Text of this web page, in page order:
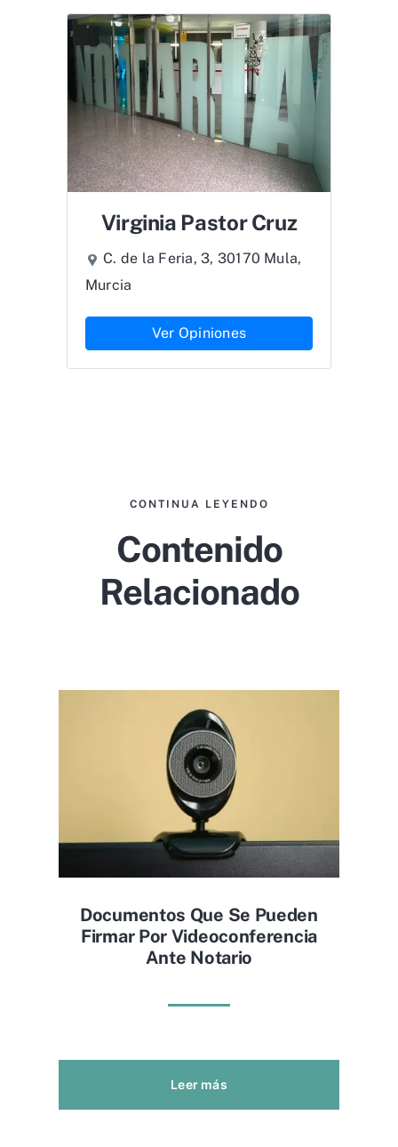
Virginia Pastor Cruz
C. de la Feria, 3, 30170 Mula,
Murcia
Ver Opiniones
CONTINUA LEYENDO
Contenido
Relacionado
Documentos Que Se Pueden
Firmar Por Videoconferencia
Ante Notario
Leer más